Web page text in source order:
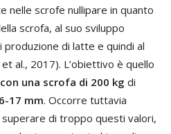
nelle scrofe nullipare in quanto
scrofa, al suo sviluppo
di latte e quindi al
al., 2017). L’obiettivo è quello
una scrofa di 200 kg di
17 mm. Occorre tuttavia
di troppo questi valori,